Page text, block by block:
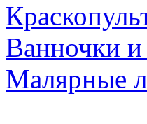
Ванночки и
Малярные